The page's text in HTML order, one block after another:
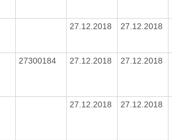
27.12.2018 27.12.2018
27300184 27.12.2018 27.12.2018
27.12.2018 27.12.2018